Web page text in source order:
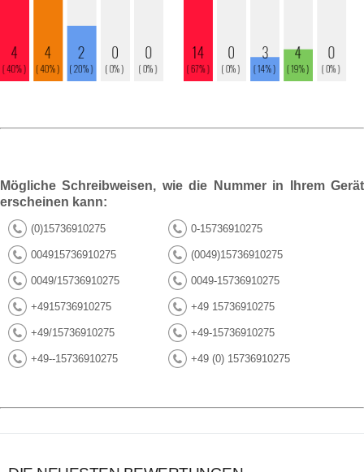
Mögliche Schreibweisen, wie die Nummer in Ihrem Gerät
erscheinen kann:
(0)15736910275 0-15736910275
004915736910275 (0049)15736910275
0049/15736910275 0049-15736910275
+4915736910275 +49 15736910275
+49/15736910275 +49-15736910275
+49--15736910275 +49 (0) 15736910275